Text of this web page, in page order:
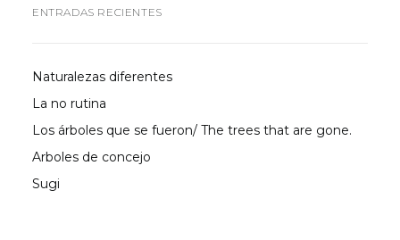
ENTRADAS RECIENTES
Naturalezas diferentes
La no rutina
Los árboles que se fueron/ The trees that are gone.
Arboles de concejo
Sugi